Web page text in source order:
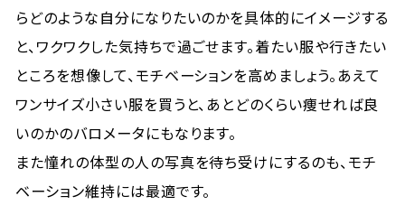
らどのような自分になりたいのかを具体的にイメージする
と、ワクワクした気持ちで過ごせます。着たい服や行きたい
ところを想像して、モチベーションを高めましょう。あえて
ワンサイズ小さい服を買うと、あとどのくらい痩せれば良
いのかのバロメータにもなります。
また憧れの体型の人の写真を待ち受けにするのも、モチ
ベーション維持には最適です。